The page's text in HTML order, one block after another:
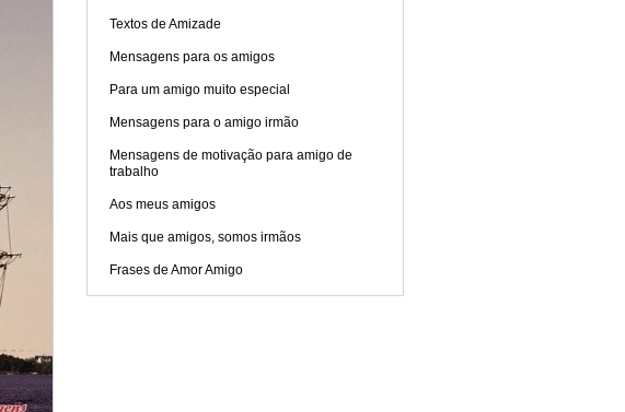
Textos de Amizade
Mensagens para os amigos
Para um amigo muito especial
Mensagens para o amigo irmão
Mensagens de motivação para amigo de
trabalho
Aos meus amigos
Mais que amigos, somos irmãos
Frases de Amor Amigo